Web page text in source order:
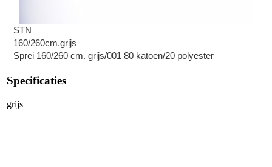
STN
160/260cm.grijs
Sprei 160/260 cm. grijs/001 80 katoen/20 polyester
Specificaties
grijs